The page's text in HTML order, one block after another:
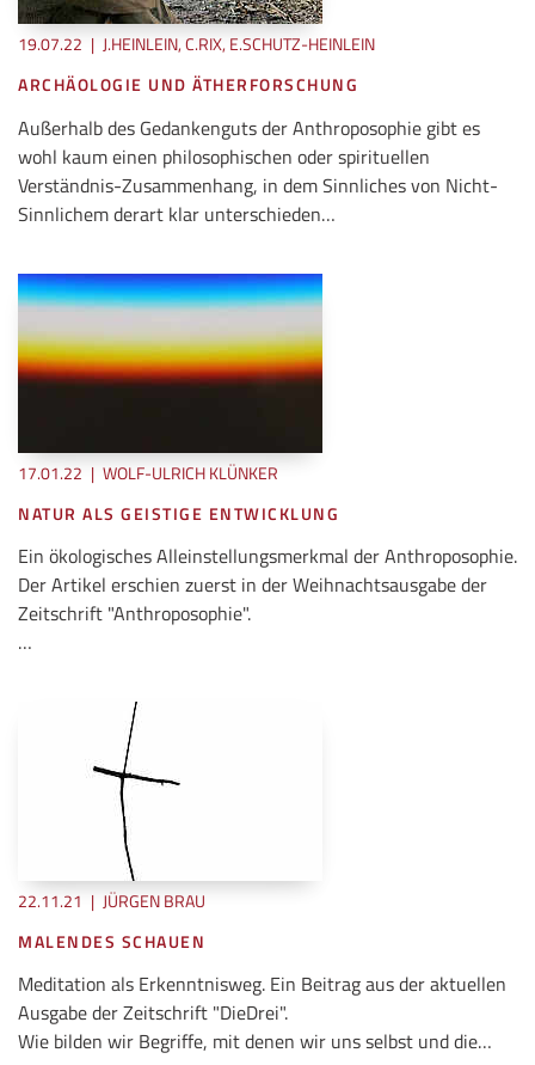
19.07.22 | J.HEINLEIN, C.RIX, E.SCHUTZ-HEINLEIN
ARCHÄOLOGIE UND ÄTHERFORSCHUNG
Außerhalb des Gedankenguts der Anthroposophie gibt es
wohl kaum einen philosophischen oder spirituellen
Verständnis-Zusammenhang, in dem Sinnliches von Nicht-
Sinnlichem derart klar unterschieden…
17.01.22 | WOLF-ULRICH KLÜNKER
NATUR ALS GEISTIGE ENTWICKLUNG
Ein ökologisches Alleinstellungsmerkmal der Anthroposophie.
Der Artikel erschien zuerst in der Weihnachtsausgabe der
Zeitschrift "Anthroposophie".
…
22.11.21 | JÜRGEN BRAU
MALENDES SCHAUEN
Meditation als Erkenntnisweg. Ein Beitrag aus der aktuellen
Ausgabe der Zeitschrift "DieDrei".
Wie bilden wir Begriffe, mit denen wir uns selbst und die…